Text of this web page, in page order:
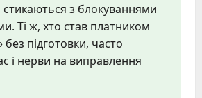
стикаються з блокуваннями
Ті ж, хто став платником
без підготовки, часто
і нерви на виправлення